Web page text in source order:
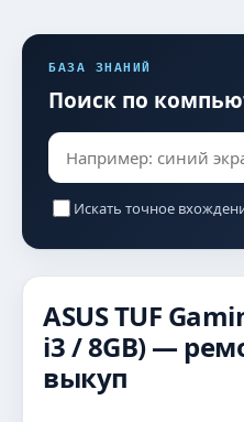
БАЗА ЗНАНИЙ
Поиск по
Искать точное
ASUS TUF
i3 / 8GB) —
выкуп